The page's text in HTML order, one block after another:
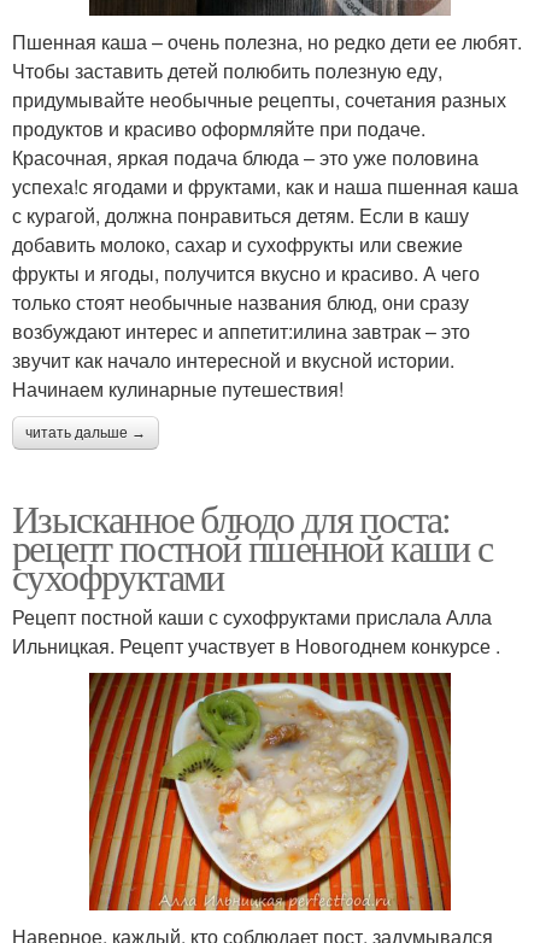
Пшенная каша – очень полезна, но редко дети ее любят.
Чтобы заставить детей полюбить полезную еду,
придумывайте необычные рецепты, сочетания разных
продуктов и красиво оформляйте при подаче.
Красочная, яркая подача блюда – это уже половина
успеха!с ягодами и фруктами, как и наша пшенная каша
с курагой, должна понравиться детям. Если в кашу
добавить молоко, сахар и сухофрукты или свежие
фрукты и ягоды, получится вкусно и красиво. А чего
только стоят необычные названия блюд, они сразу
возбуждают интерес и аппетит:илина завтрак – это
звучит как начало интересной и вкусной истории.
Начинаем кулинарные путешествия!
читать дальше →
Изысканное блюдо для поста:
рецепт постной пшенной каши с
сухофруктами
Рецепт постной каши с сухофруктами прислала Алла
Ильницкая. Рецепт участвует в Новогоднем конкурсе .
Наверное, каждый, кто соблюдает пост, задумывался